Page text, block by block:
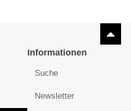
Informationen
Suche
Newsletter